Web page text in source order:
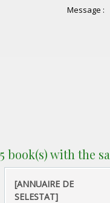
Message :
5 book(s) with the
‎[ANNUAIRE DE
SELESTAT]‎